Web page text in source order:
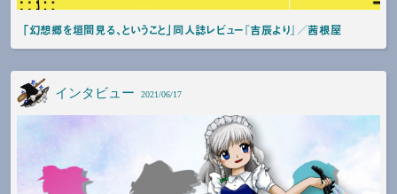
「幻想郷を垣間見る、ということ」同人誌レビュー『吉辰より』／茜根屋
インタビュー 2021/06/17